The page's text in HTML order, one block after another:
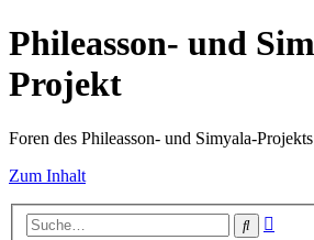
Phileasson- und
Projekt
Foren des Phileasson- und Simyala-Projekts
Zum Inhalt
Suche